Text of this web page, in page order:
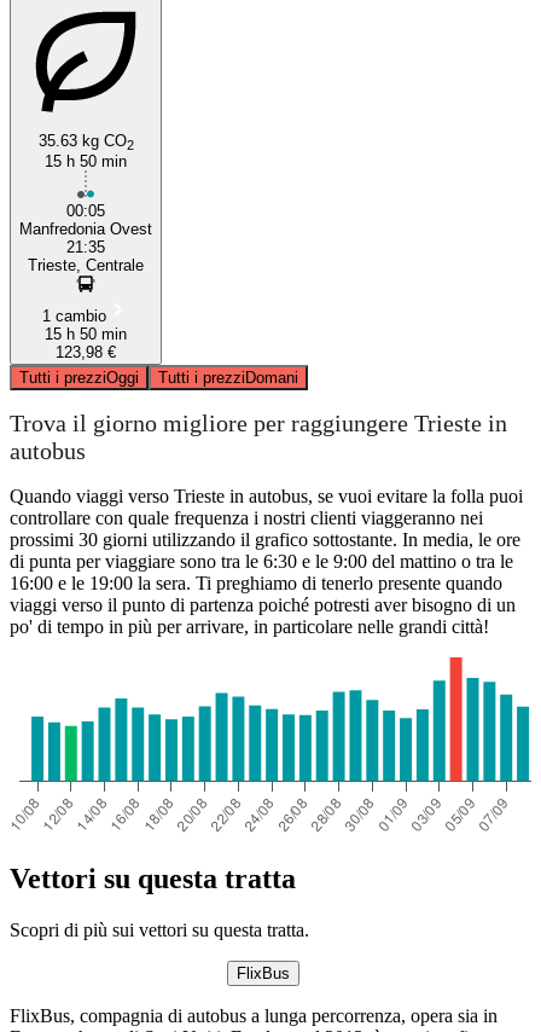
35.63 kg CO2
15 h 50 min
00:05
Manfredonia Ovest
21:35
Trieste, Centrale
1 cambio
15 h 50 min
123,98 €
Tutti i prezziOggi Tutti i prezziDomani
Trova il giorno migliore per raggiungere Trieste in
autobus
Quando viaggi verso Trieste in autobus, se vuoi evitare la folla puoi
controllare con quale frequenza i nostri clienti viaggeranno nei
prossimi 30 giorni utilizzando il grafico sottostante. In media, le ore
di punta per viaggiare sono tra le 6:30 e le 9:00 del mattino o tra le
16:00 e le 19:00 la sera. Ti preghiamo di tenerlo presente quando
viaggi verso il punto di partenza poiché potresti aver bisogno di un
po' di tempo in più per arrivare, in particolare nelle grandi città!
Vettori su questa tratta
Scopri di più sui vettori su questa tratta.
FlixBus
FlixBus, compagnia di autobus a lunga percorrenza, opera sia in